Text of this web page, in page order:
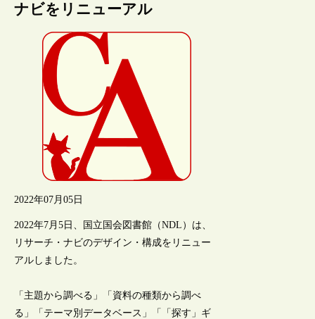
ナビをリニューアル
2022年07月05日
2022年7月5日、国立国会図書館（NDL）は、
リサーチ・ナビのデザイン・構成をリニュー
アルしました。
「主題から調べる」「資料の種類から調べ
る」「テーマ別データベース」「「探す」ギ